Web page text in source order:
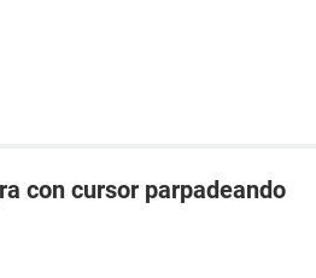
con cursor parpadeando